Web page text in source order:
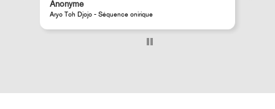
Anonyme
Aryo Toh Djojo - Séquence onirique